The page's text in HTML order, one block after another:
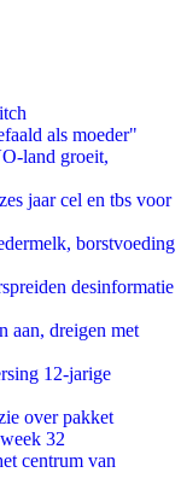
als moeder"
land groeit,
jaar cel en tbs voor
borstvoeding
desinformatie
aan, dreigen met
12-jarige
over pakket
32
centrum van